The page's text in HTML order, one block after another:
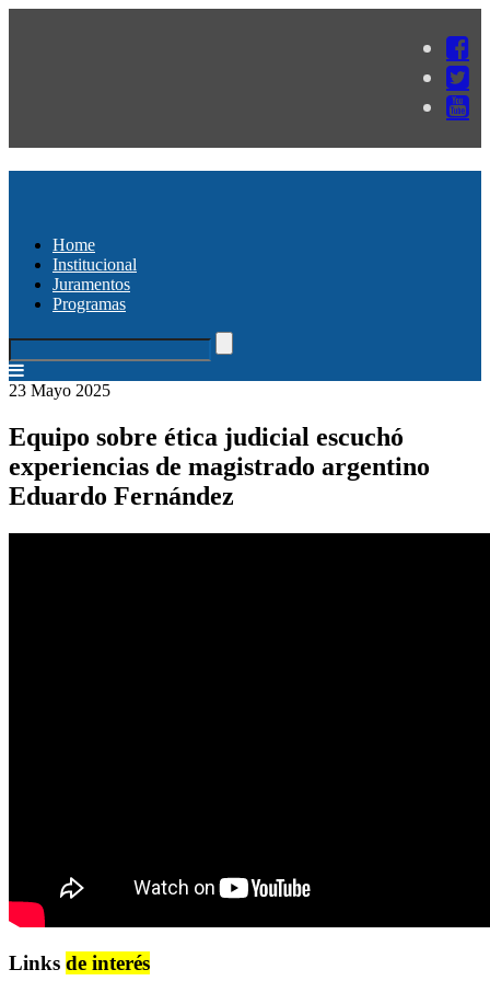
Home
Institucional
Juramentos
Programas
23 Mayo 2025
Equipo sobre ética judicial escuchó
experiencias de magistrado argentino
Eduardo Fernández
Links de interés